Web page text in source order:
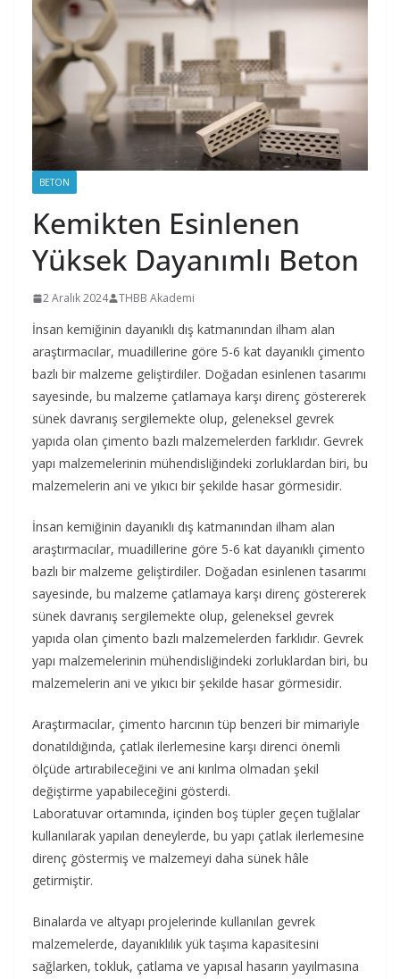
BETON
Kemikten Esinlenen
Yüksek Dayanımlı Beton
2 Aralık 2024 THBB Akademi
İnsan kemiğinin dayanıklı dış katmanından ilham alan
araştırmacılar, muadillerine göre 5-6 kat dayanıklı çimento
bazlı bir malzeme geliştirdiler. Doğadan esinlenen tasarımı
sayesinde, bu malzeme çatlamaya karşı direnç göstererek
sünek davranış sergilemekte olup, geleneksel gevrek
yapıda olan çimento bazlı malzemelerden farklıdır. Gevrek
yapı malzemelerinin mühendisliğindeki zorluklardan biri, bu
malzemelerin ani ve yıkıcı bir şekilde hasar görmesidir.
İnsan kemiğinin dayanıklı dış katmanından ilham alan
araştırmacılar, muadillerine göre 5-6 kat dayanıklı çimento
bazlı bir malzeme geliştirdiler. Doğadan esinlenen tasarımı
sayesinde, bu malzeme çatlamaya karşı direnç göstererek
sünek davranış sergilemekte olup, geleneksel gevrek
yapıda olan çimento bazlı malzemelerden farklıdır. Gevrek
yapı malzemelerinin mühendisliğindeki zorluklardan biri, bu
malzemelerin ani ve yıkıcı bir şekilde hasar görmesidir.
Araştırmacılar, çimento harcının tüp benzeri bir mimariyle
donatıldığında, çatlak ilerlemesine karşı direnci önemli
ölçüde artırabileceğini ve ani kırılma olmadan şekil
değiştirme yapabileceğini gösterdi.
Laboratuvar ortamında, içinden boş tüpler geçen tuğlalar
kullanılarak yapılan deneylerde, bu yapı çatlak ilerlemesine
direnç göstermiş ve malzemeyi daha sünek hâle
getirmiştir.
Binalarda ve altyapı projelerinde kullanılan gevrek
malzemelerde, dayanıklılık yük taşıma kapasitesini
sağlarken, tokluk, çatlama ve yapısal hasarın yayılmasına